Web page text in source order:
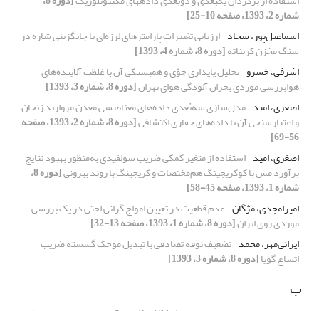
شماره 2، 1393، صفحه 10-25]
اسماعیل‌‌پور، سجاد ارزیابی تغییرات پارامترهای لرزه‌‌ای با جایگزینی شاره‌‌ در
سنگ مخزن کربناته[دوره 8، شماره 4، 1393]
اشرفی، خسرو تحلیل پایداری جوّی و همبستگی آن با غلظت آلاینده‌های
هوابررسی موردی بحران آلودگی هوای تهران[دوره 8، شماره 3، 1393]
اصغری، امید مدل‌سازی سه‌بُعدی داده‌های مغناطیسی معدن مروارید زنجان
و اعتبارسنجی آن با داده‌های حفاری اکتشافی [دوره 8، شماره 2، 1393، صفحه
56-69]
اصغری، امید استفاده از متغیر کمکی ضریب سولفیدی به‌منظور بهبود نتایج
برآورد مس با کوکریجینگ هم‌مختصات و کریجینگ با روند بیرونی [دوره 8،
شماره 1، 1393، صفحه 45-58]
امیرامجدی، مژگان عدم قطعیت در تعیین امواج گرانی لختی در یک بررسی
موردی روی ایران[دوره 8، شماره 1، 1393، صفحه 13-32]
ایرانی‌‌مهر، محمد تضعیف نوفه تصادفی با تبدیل موجک گسسته ضریب
اتساع گویا[دوره 8، شماره 3، 1393]
ب